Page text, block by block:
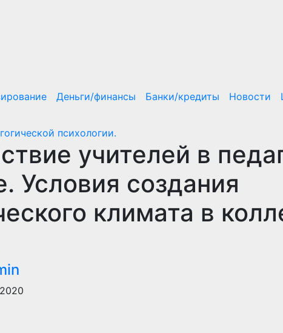
Деньги/финансы Банки/кредиты Новости
психологии.
учителей в
Условия создания
климата в